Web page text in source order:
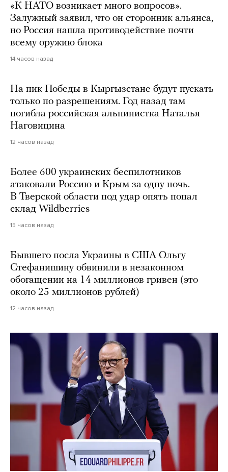
«К НАТО возникает много вопросов».
Залужный заявил, что он сторонник альянса,
но Россия нашла противодействие почти
всему оружию блока
14 часов назад
На пик Победы в Кыргызстане будут пускать
только по разрешениям. Год назад там
погибла российская альпинистка Наталья
Наговицина
12 часов назад
Более 600 украинских беспилотников
атаковали Россию и Крым за одну ночь.
В Тверской области под удар опять попал
склад Wildberries
15 часов назад
Бывшего посла Украины в США Ольгу
Стефанишину обвинили в незаконном
обогащении на 14 миллионов гривен (это
около 25 миллионов рублей)
12 часов назад